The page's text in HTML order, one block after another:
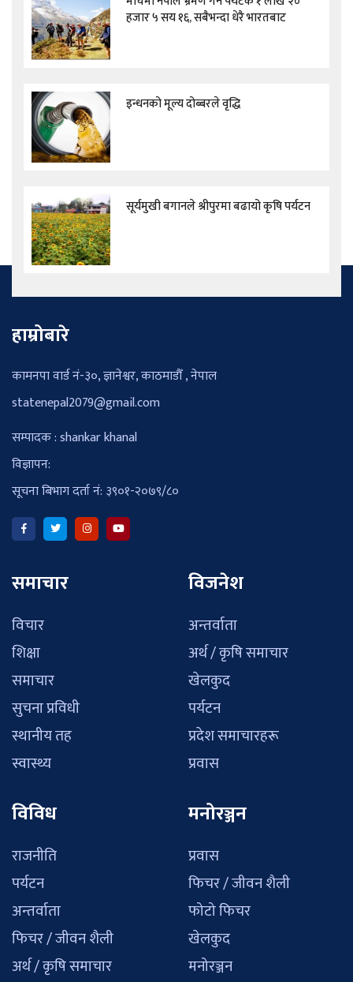
हजार ५ सय १६, सबैभन्दा धेरै भारतबाट
इन्धनको मूल्य दोब्बरले वृद्धि
सूर्यमुखी बगानले श्रीपुरमा बढायो कृषि पर्यटन
हाम्रोबारे
कामनपा वार्ड नं-३०, ज्ञानेश्वर, काठमाडौँ , नेपाल
statenepal2079@gmail.com
सम्पादक : shankar khanal
विज्ञापन:
सूचना बिभाग दर्ता नं: ३९०१-२०७९/८०
समाचार
विचार
शिक्षा
समाचार
सुचना प्रविधी
स्थानीय तह
स्वास्थ्य
विजनेश
अन्तर्वाता
अर्थ / कृषि समाचार
खेलकुद
पर्यटन
प्रदेश समाचारहरू
प्रवास
विविध
राजनीति
पर्यटन
अन्तर्वाता
फिचर / जीवन शैली
अर्थ / कृषि समाचार
मनोरञ्जन
प्रवास
फिचर / जीवन शैली
फोटो फिचर
खेलकुद
मनोरञ्जन